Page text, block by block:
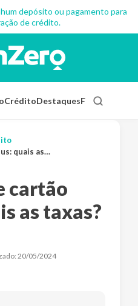
depósito ou pagamento para
de crédito.
CréditoDestaquesFinanças
as taxas?
cartão
as taxas?
20/05/2024